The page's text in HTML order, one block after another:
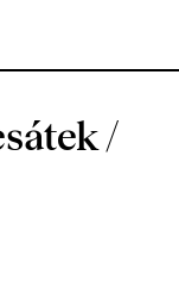
žádné položky.
/